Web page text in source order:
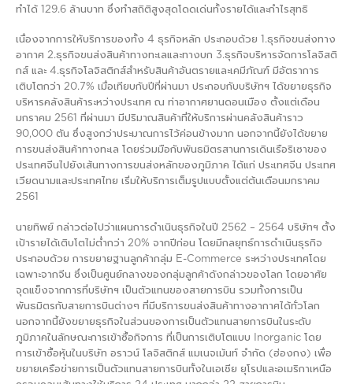
ทำได้ 129.6 ล้านบาท ซึ่งทำสถิติสูงสุดโดดเด่นทั้งรายได้และกำไรสุทธิ
เนื่องจากการให้บริการของทั้ง 4 ธุรกิจหลัก ประกอบด้วย 1.ธุรกิจขนส่งทาง
อากาศ 2.ธุรกิจขนส่งสินค้าทางทะเลและทางบก 3.ธุรกิจบริหารจัดการโลจิสติ
กส์ และ 4.ธุรกิจโลจิสติกส์สำหรับสินค้าอันตรายและเคมีภัณฑ์ มีอัตราการ
เติบโตกว่า 20.7% เมื่อเทียบกับปีที่ผ่านมา ประกอบกับบริษัทฯ ได้ขยายธุรกิจ
บริหารคลังสินค้าระหว่างประเทศ ณ ท่าอากาศยานดอนเมือง ตั้งแต่เดือน
มกราคม 2561 ที่ผ่านมา มีปริมาณสินค้าที่ให้บริการผ่านคลังสินค้าราว
90,000 ตัน ซึ่งสูงกว่าประมาณการไว้ค่อนข้างมาก นอกจากนี้ยังได้ขยาย
การขนส่งสินค้าทางทะเล โดยร่วมมือกับพันธมิตรสานการเดินเรือริเซาของ
ประเทศจีนไปยังเส้นทางการขนส่งหลักของภูมิภาค ได้แก่ ประเทศจีน ประเทศ
เวียดนามและประเทศไทย เริ่มให้บริการเต็มรูปแบบตั้งแต่ต้นเดือนมกราคม
2561
นายทิพย์ กล่าวต่อไปว่าแผนการดำเนินธุรกิจในปี 2562 – 2564 บริษัทฯ ตั้ง
เป้ารายได้เติบโตไม่ต่ำกว่า 20% จากปีก่อน โดยมีกลยุทธ์การดำเนินธุรกิจ
ประกอบด้วย การขยายฐานลูกค้ากลุ่ม E-Commerce ระหว่างประเทศโดย
เฉพาะจากจีน ซึ่งเป็นศูนย์กลางของกลุ่มลูกค้าดังกล่าวของโลก โดยอาศัย
จุดแข็งจากการที่บริษัทฯ เป็นตัวแทนของสายการบิน รวมทั้งการเป็น
พันธมิตรกับสายการบินต่างๆ ที่มีบริการขนส่งสินค้าทางอากาศได้ทั่วโลก
นอกจากนี้ยังขยายธุรกิจในส่วนของการเป็นตัวแทนสายการบินในระดับ
ภูมิภาคในลักษณะการเข้าซื้อกิจการ ที่เป็นการเติบโตแบบ Inorganic โดย
การเข้าซื้อหุ้นในบริษัท อราวน์ โลจิสติกส์ แมเนจเม้นท์ จำกัด (ฮ่องกง) เพื่อ
ขยายเครือข่ายการเป็นตัวแทนสายการบินทั้งในเอเชีย ยุโรปและอเมริกาเหนือ